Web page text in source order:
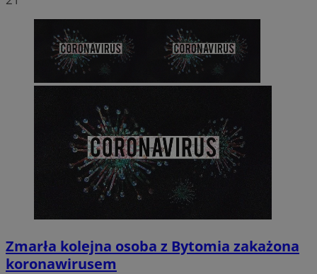
Zmarła kolejna osoba z Bytomia zakażona
koronawirusem